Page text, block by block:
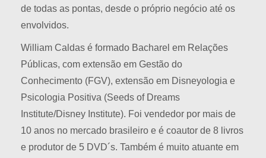
de todas as pontas, desde o próprio negócio até os
envolvidos.
William Caldas é formado Bacharel em Relações
Públicas, com extensão em Gestão do
Conhecimento (FGV), extensão em Disneyologia e
Psicologia Positiva (Seeds of Dreams
Institute/Disney Institute). Foi vendedor por mais de
10 anos no mercado brasileiro e é coautor de 8 livros
e produtor de 5 DVD´s. Também é muito atuante em